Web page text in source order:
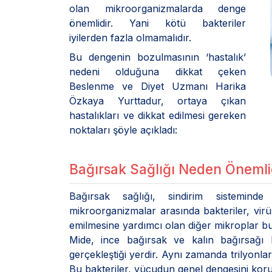
olan mikroorganizmalarda denge
önemlidir. Yani kötü bakteriler
iyilerden fazla olmamalıdır.
Bu dengenin bozulmasının ‘hastalık’
nedeni olduğuna dikkat çeken
Beslenme ve Diyet Uzmanı Harika
Özkaya Yurttadur, ortaya çıkan
hastalıkları ve dikkat edilmesi gereken
noktaları şöyle açıkladı:
Bağırsak Sağlığı Neden
Bağırsak sağlığı, sindirim
mikroorganizmalar arasında bakteriler,
emilmesine yardımcı olan diğer mikroplar
Mide, ince bağırsak ve kalın bağırsağı
gerçekleştiği yerdir. Aynı zamanda
Bu bakteriler, vücudun genel dengesini